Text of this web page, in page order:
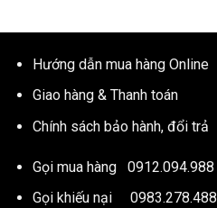
Hướng dẫn mua hàng Online
Giao hàng & Thanh toán
Chính sách bảo hành, đổi trả
Gọi mua hàng 0912.094.988
Gọi khiếu nại 0983.278.488